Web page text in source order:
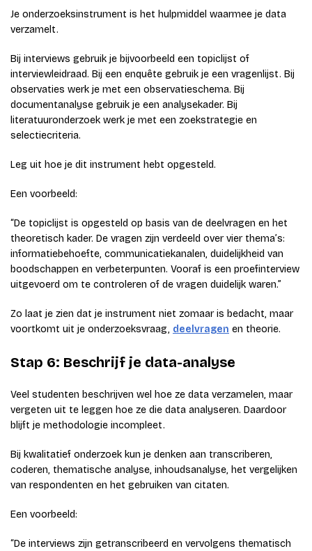
Je onderzoeksinstrument is het hulpmiddel waarmee je data
verzamelt.
Bij interviews gebruik je bijvoorbeeld een topiclijst of
interviewleidraad. Bij een enquête gebruik je een vragenlijst. Bij
observaties werk je met een observatieschema. Bij
documentanalyse gebruik je een analysekader. Bij
literatuuronderzoek werk je met een zoekstrategie en
selectiecriteria.
Leg uit hoe je dit instrument hebt opgesteld.
Een voorbeeld:
“De topiclijst is opgesteld op basis van de deelvragen en het
theoretisch kader. De vragen zijn verdeeld over vier thema’s:
informatiebehoefte, communicatiekanalen, duidelijkheid van
boodschappen en verbeterpunten. Vooraf is een proefinterview
uitgevoerd om te controleren of de vragen duidelijk waren.”
Zo laat je zien dat je instrument niet zomaar is bedacht, maar
voortkomt uit je onderzoeksvraag, deelvragen en theorie.
Stap 6: Beschrijf je data-analyse
Veel studenten beschrijven wel hoe ze data verzamelen, maar
vergeten uit te leggen hoe ze die data analyseren. Daardoor
blijft je methodologie incompleet.
Bij kwalitatief onderzoek kun je denken aan transcriberen,
coderen, thematische analyse, inhoudsanalyse, het vergelijken
van respondenten en het gebruiken van citaten.
Een voorbeeld:
“De interviews zijn getranscribeerd en vervolgens thematisch